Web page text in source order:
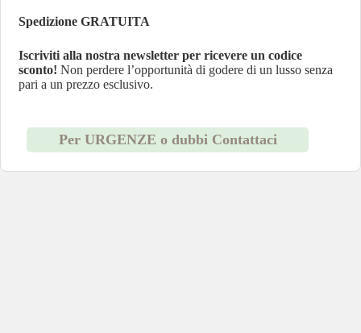
Spedizione GRATUITA
Iscriviti alla nostra newsletter per ricevere un codice
sconto! Non perdere l’opportunità di godere di un lusso senza
pari a un prezzo esclusivo.
Per URGENZE o dubbi Contattaci